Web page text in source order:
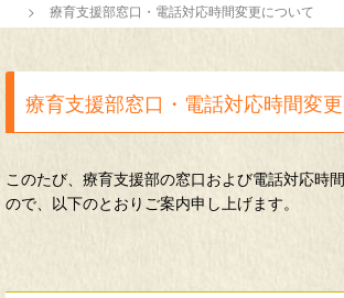
療育支援部窓口・電話対応時間変更について
療育支援部窓口・電話対応時間変
このたび、療育支援部の窓口および電話対応時
ので、以下のとおりご案内申し上げます。